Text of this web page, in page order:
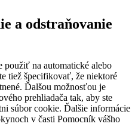
a odstraňovanie
použiť na automatické alebo
tiež špecifikovať, že niektoré
Ďalšou možnosťou je
prehliadača tak, aby ste
súbor cookie. Ďalšie informácie
v časti Pomocník vášho